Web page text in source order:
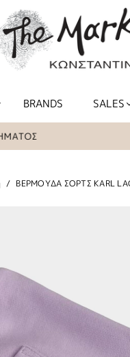
BRANDS SALES
ΒΕΡΜΟΥΔΑ ΣΟΡΤΣ KARL